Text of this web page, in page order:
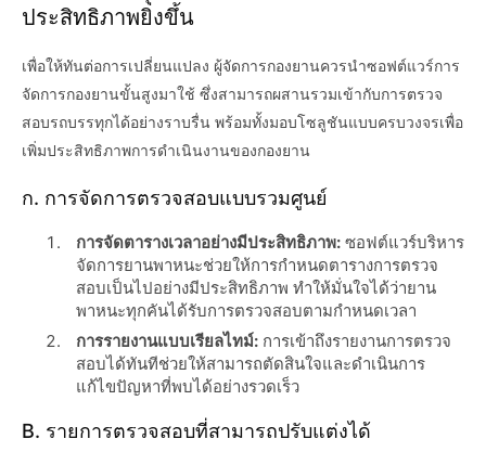
ประสิทธิภาพยิ่งขึ้น
เพื่อให้ทันต่อการเปลี่ยนแปลง ผู้จัดการกองยานควรนำซอฟต์แวร์การ
จัดการกองยานขั้นสูงมาใช้ ซึ่งสามารถผสานรวมเข้ากับการตรวจ
สอบรถบรรทุกได้อย่างราบรื่น พร้อมทั้งมอบโซลูชันแบบครบวงจรเพื่อ
เพิ่มประสิทธิภาพการดำเนินงานของกองยาน
ก. การจัดการตรวจสอบแบบรวมศูนย์
การจัดตารางเวลาอย่างมีประสิทธิภาพ: ซอฟต์แวร์บริหาร
จัดการยานพาหนะช่วยให้การกำหนดตารางการตรวจ
สอบเป็นไปอย่างมีประสิทธิภาพ ทำให้มั่นใจได้ว่ายาน
พาหนะทุกคันได้รับการตรวจสอบตามกำหนดเวลา
การรายงานแบบเรียลไทม์: การเข้าถึงรายงานการตรวจ
สอบได้ทันทีช่วยให้สามารถตัดสินใจและดำเนินการ
แก้ไขปัญหาที่พบได้อย่างรวดเร็ว
B. รายการตรวจสอบที่สามารถปรับแต่งได้